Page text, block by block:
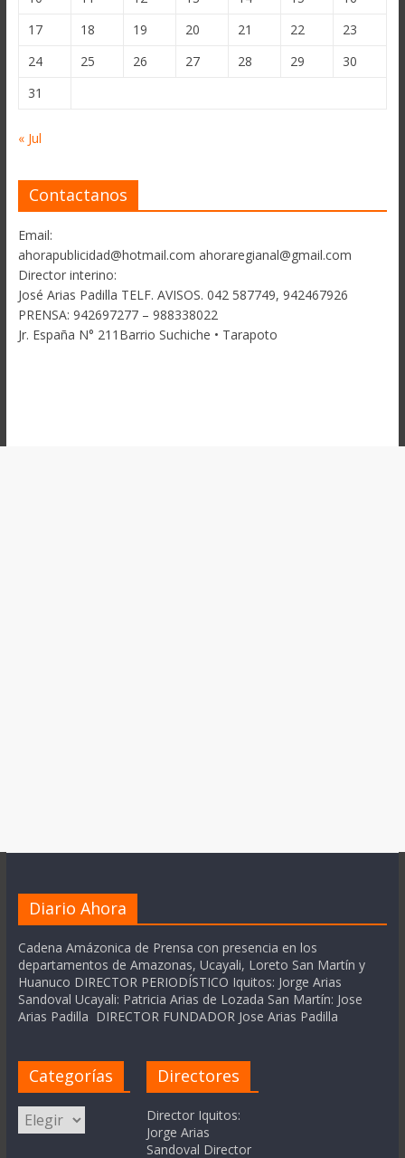
17
18 19 20 21 22
23
24
25 26 27 28 29
30
31
« Jul
Contactanos
Email:
ahorapublicidad@hotmail.com ahoraregianal@gmail.com
Director interino:
José Arias Padilla TELF. AVISOS. 042 587749, 942467926
PRENSA: 942697277 – 988338022
Jr. España N° 211Barrio Suchiche • Tarapoto
Diario Ahora
Cadena Amázonica de Prensa con presencia en los
departamentos de Amazonas, Ucayali, Loreto San Martín y
Huanuco DIRECTOR PERIODÍSTICO Iquitos: Jorge Arias
Sandoval Ucayali: Patricia Arias de Lozada San Martín: Jose
Arias Padilla DIRECTOR FUNDADOR Jose Arias Padilla
Categorías
Categorías
Directores
Director Iquitos:
Jorge Arias
Sandoval Director